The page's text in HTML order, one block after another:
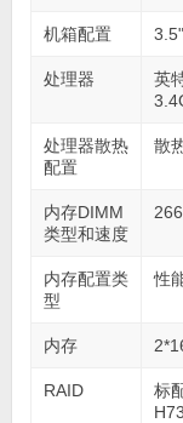
机箱配置
处理器
英
处理器散热
配置
散
内存DIMM
类型和速度
内存配置类
型
性
内存
RAID
标